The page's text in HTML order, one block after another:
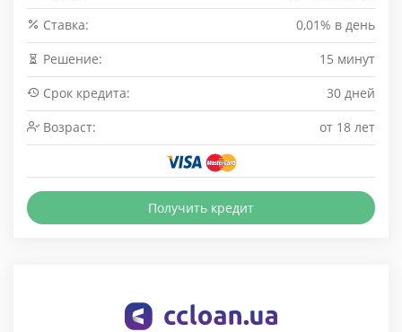
Cтавка:
0,01% в день
Решение:
15 минут
Срок кредита:
30 дней
Возраст:
от 18 лет
Получить кредит